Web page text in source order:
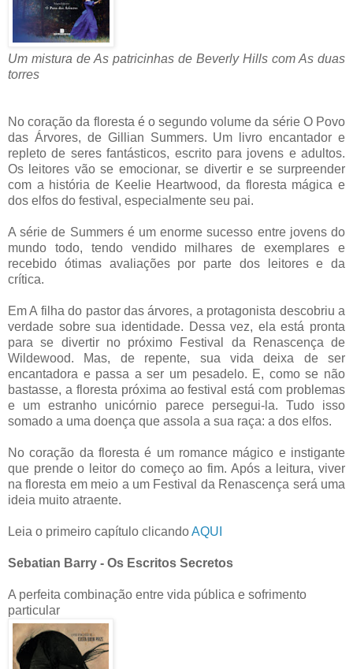
Um mistura de As patricinhas de Beverly Hills com As duas
torres
No coração da floresta é o segundo volume da série O Povo
das Árvores, de Gillian Summers. Um livro encantador e
repleto de seres fantásticos, escrito para jovens e adultos.
Os leitores vão se emocionar, se divertir e se surpreender
com a história de Keelie Heartwood, da floresta mágica e
dos elfos do festival, especialmente seu pai.
A série de Summers é um enorme sucesso entre jovens do
mundo todo, tendo vendido milhares de exemplares e
recebido ótimas avaliações por parte dos leitores e da
crítica.
Em A filha do pastor das árvores, a protagonista descobriu a
verdade sobre sua identidade. Dessa vez, ela está pronta
para se divertir no próximo Festival da Renascença de
Wildewood. Mas, de repente, sua vida deixa de ser
encantadora e passa a ser um pesadelo. E, como se não
bastasse, a floresta próxima ao festival está com problemas
e um estranho unicórnio parece persegui-la. Tudo isso
somado a uma doença que assola a sua raça: a dos elfos.
No coração da floresta é um romance mágico e instigante
que prende o leitor do começo ao fim. Após a leitura, viver
na floresta em meio a um Festival da Renascença será uma
ideia muito atraente.
Leia o primeiro capítulo clicandoAQUI
Sebatian Barry - Os Escritos Secretos
A perfeita combinação entre vida pública e sofrimento
particular